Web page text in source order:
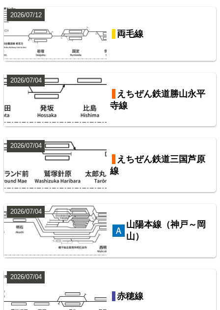
阪急電鉄・阪神電気鉄道配線略図1975
楽天市場 書泉 メロンブックス
東武鉄道配線略図1975
楽天市場 書泉 メロンブックス
配線略図で辿るスジ屋の苦労
両毛線
2026/07/12
えちぜん鉄道勝山永平
寺線
2026/07/04
えちぜん鉄道三国芦原
線
2026/07/04
山陽本線（神戸～岡
山）
2026/07/04
赤穂線
2026/07/04